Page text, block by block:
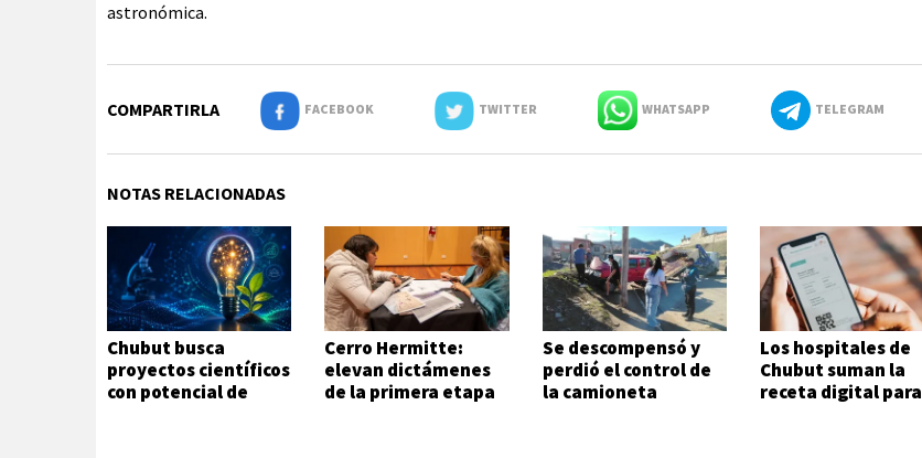
astronómica.
COMPARTIRLA FACEBOOK TWITTER WHATSAPP TELEGRAM
NOTAS RELACIONADAS
Chubut busca
proyectos científicos
con potencial de
Cerro Hermitte:
elevan dictámenes
de la primera etapa
Se descompensó y
perdió el control de
la camioneta
Los hospitales de
Chubut suman la
receta digital para